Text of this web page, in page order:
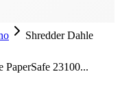
Shredder Dahle
PaperSafe 23100...